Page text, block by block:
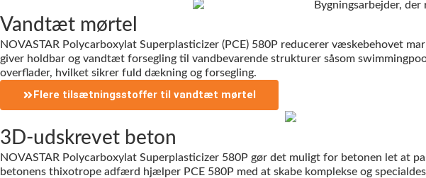
Vandtæt mørtel
NOVASTAR Polycarboxylat Superplasticizer (PCE) 580P reducerer væskebehovet
giver holdbar og vandtæt forsegling til vandbevarende strukturer såsom
overflader, hvilket sikrer fuld dækning og forsegling.
Flere tilsætningsstoffer til vandtæt mørtel
3D-udskrevet beton
NOVASTAR Polycarboxylat Superplasticizer 580P gør det muligt for betonen let at
betonens thixotrope adfærd hjælper PCE 580P med at skabe komplekse og